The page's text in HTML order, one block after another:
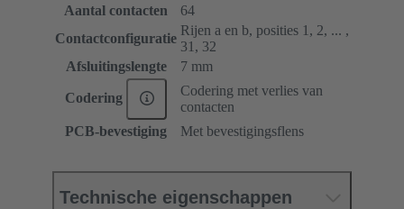
Aantal contacten
64
Contactconfiguratie
Rijen a en b, posities 1, 2, ... ,
31, 32
Afsluitingslengte
7 mm
Codering
Codering met verlies van
contacten
PCB-bevestiging
Met bevestigingsflens
Technische eigenschappen